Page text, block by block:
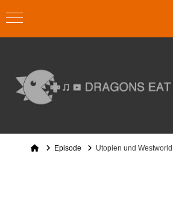
HomeEpisode Utopien und